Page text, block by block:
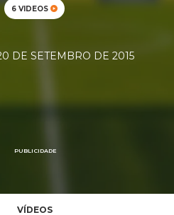
6 VIDEOS
DE SETEMBRO DE 2015
PUBLICIDADE
VÍDEOS